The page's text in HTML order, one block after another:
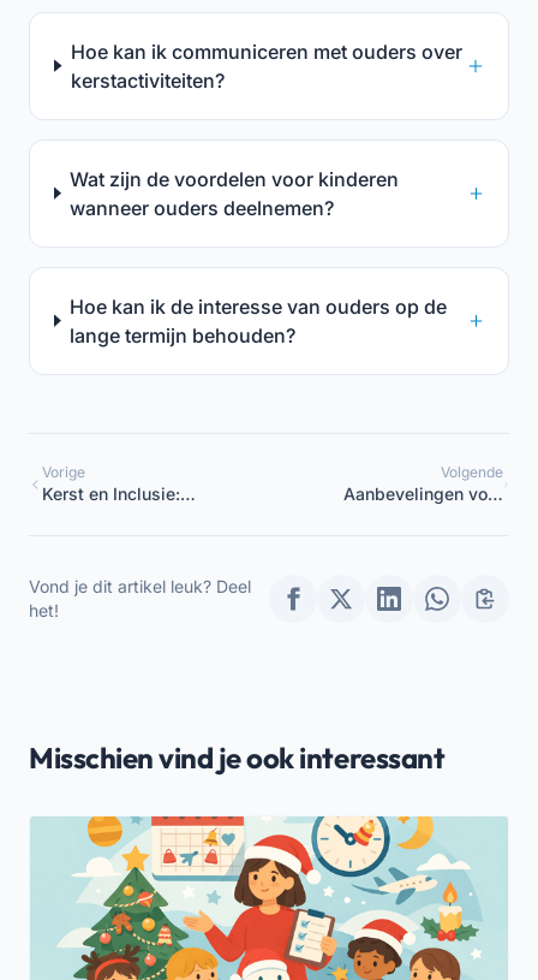
Hoe kan ik communiceren met ouders over
kerstactiviteiten?
Wat zijn de voordelen voor kinderen
wanneer ouders deelnemen?
Hoe kan ik de interesse van ouders op de
lange termijn behouden?
Vorige
Kerst en Inclusie:
Volgende
Aanbevelingen voor
tijdens de kerstvakantie
2025
Vond je dit artikel leuk? Deel
het!
Misschien vind je ook interessant